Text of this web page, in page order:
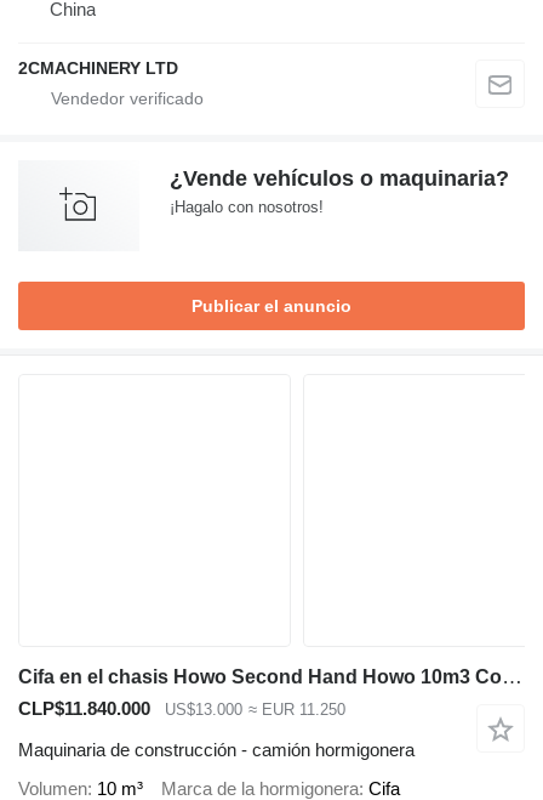
China
2CMACHINERY LTD
¿Vende vehículos o maquinaria?
¡Hagalo con nosotros!
Publicar el anuncio
Cifa en el chasis Howo Second Hand Howo 10m3 Concrete Mixer Trucks for Sale
CLP$11.840.000 US$13.000 ≈ EUR 11.250
Maquinaria de construcción - camión hormigonera
Volumen 10 m³ Marca de la hormigonera Cifa